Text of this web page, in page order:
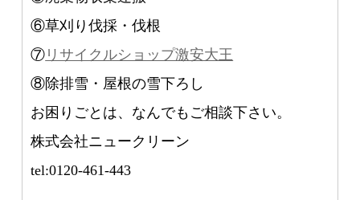
⑥草刈り伐採・伐根
⑦ リサイクルショップ激安大王
⑧除排雪・屋根の雪下ろし
お困りごとは、なんでもご相談下さい。
株式会社ニュークリーン
tel:0120-461-443